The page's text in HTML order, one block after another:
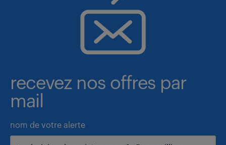
recevez nos offres par
mail
nom de votre alerte